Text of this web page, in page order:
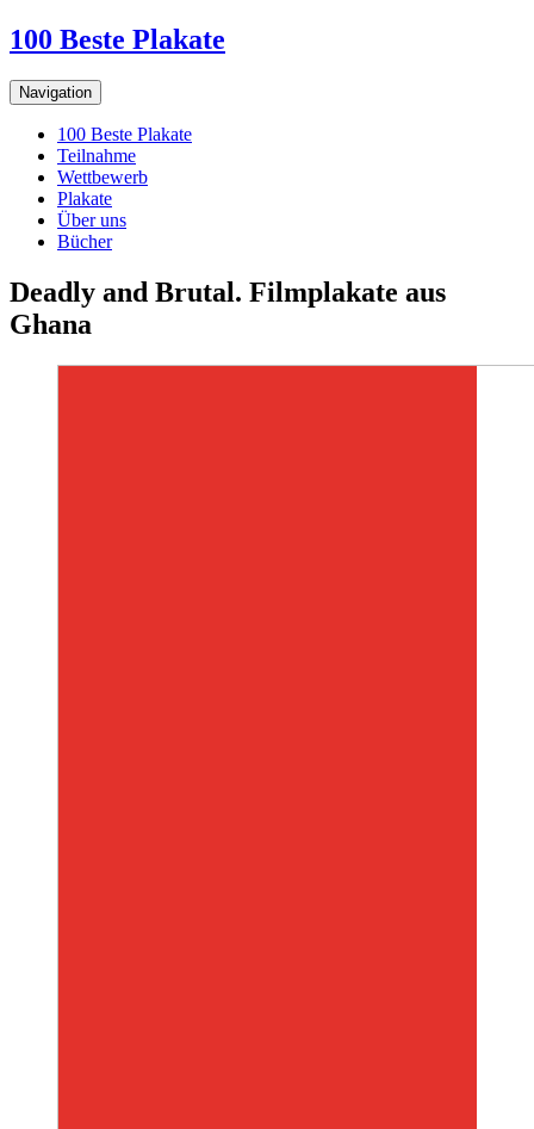
100 Beste Plakate
Navigation
100 Beste Plakate
Teilnahme
Wettbewerb
Plakate
Über uns
Bücher
Deadly and Brutal. Filmplakate aus
Ghana